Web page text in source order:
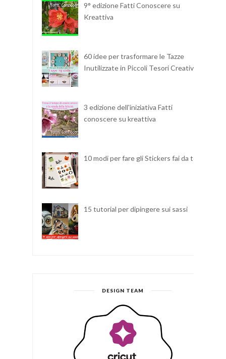
9° edizione Fatti Conoscere su
Kreattiva
60 idee per trasformare le Tazze
Inutilizzate in Piccoli Tesori Creativi
3 edizione dell'iniziativa Fatti
conoscere su kreattiva
10 modi per fare gli Stickers fai da te
15 tutorial per dipingere sui sassi
DESIGN TEAM